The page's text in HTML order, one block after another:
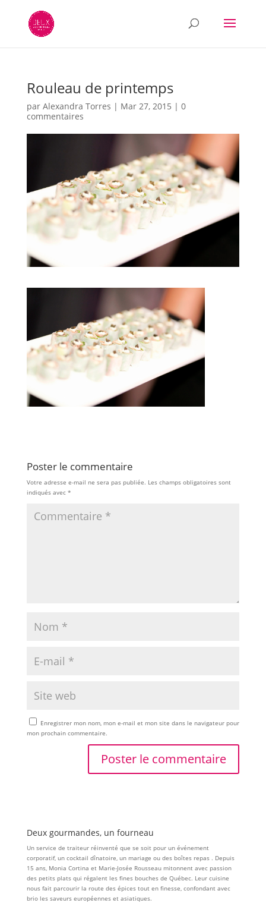
Rouleau de printemps
par Alexandra Torres | Mar 27, 2015 | 0
commentaires
Poster le commentaire
Votre adresse e-mail ne sera pas publiée. Les champs obligatoires sont
indiqués avec *
Enregistrer mon nom, mon e-mail et mon site dans le navigateur pour
mon prochain commentaire.
Deux gourmandes, un fourneau
Un service de traiteur réinventé que se soit pour un événement
corporatif, un cocktail dînatoire, un mariage ou des boîtes repas . Depuis
15 ans, Monia Cortina et Marie-Josée Rousseau mitonnent avec passion
des petits plats qui régalent les fines bouches de Québec. Leur cuisine
nous fait parcourir la route des épices tout en finesse, confondant avec
brio les saveurs européennes et asiatiques.